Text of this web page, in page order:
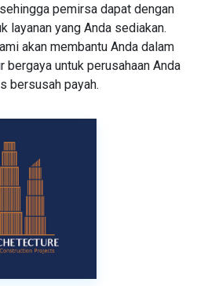
pemirsa dapat dengan
layanan yang Anda sediakan.
akan membantu Anda dalam
untuk perusahaan Anda
bersusah payah.